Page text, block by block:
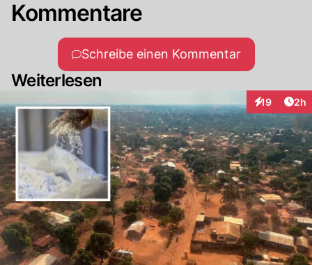
Kommentare
Schreibe einen Kommentar
Weiterlesen
19
Interaktionen
2h